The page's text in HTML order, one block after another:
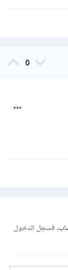
0
فسجل الدخول